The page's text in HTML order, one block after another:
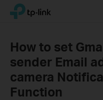
Click
navigation
TP-Link, Reliably Smart
How to set
sender Email
camera
Function